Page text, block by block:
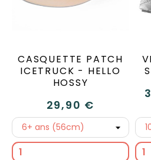
CASQUETTE PATCH
ICETRUCK - HELLO
HOSSY
29,90 €